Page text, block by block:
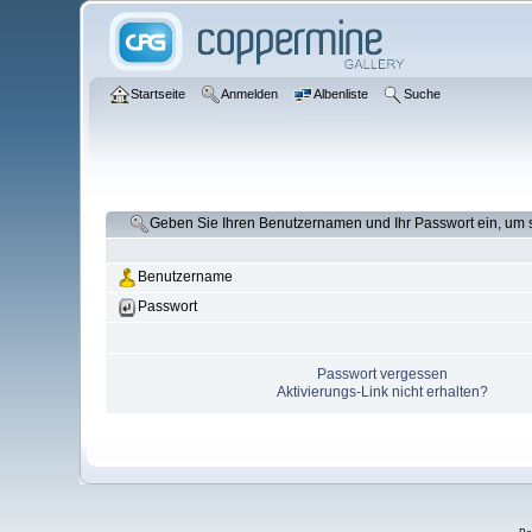
Startseite Anmelden Albenliste Suche
Geben Sie Ihren Benutzernamen und Ihr Passwort ein, um
Benutzername
Passwort
Passwort vergessen
Aktivierungs-Link nicht erhalten?